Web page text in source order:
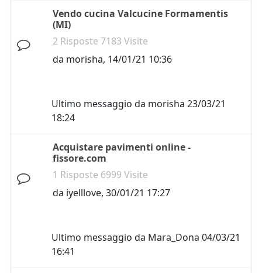
Vendo cucina Valcucine Formamentis
(MI)
2 Risposte 7183 Visite
da morisha, 14/01/21 10:36
Ultimo messaggio da morisha 23/03/21
18:24
Acquistare pavimenti online -
fissore.com
1 Risposte 6999 Visite
da iyelllove, 30/01/21 17:27
Ultimo messaggio da Mara_Dona 04/03/21
16:41